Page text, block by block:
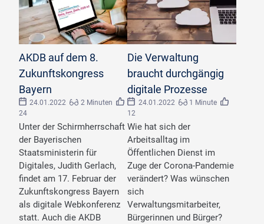
AKDB auf dem 8.
Zukunftskongress
Bayern
24.01.2022
2 Minuten
24
Unter der Schirmherrschaft
der Bayerischen
Staatsministerin für
Digitales, Judith Gerlach,
findet am 17. Februar der
Zukunftskongress Bayern
als digitale Webkonferenz
statt. Auch die AKDB
Die Verwaltung
braucht durchgängig
digitale Prozesse
24.01.2022
1 Minute
12
Wie hat sich der
Arbeitsalltag im
Öffentlichen Dienst im
Zuge der Corona-Pandemie
verändert? Was wünschen
sich
Verwaltungsmitarbeiter,
Bürgerinnen und Bürger?